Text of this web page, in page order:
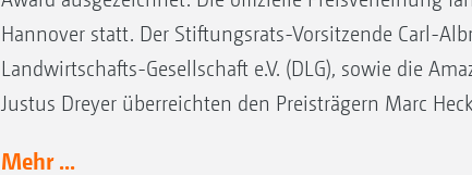
Hannover statt. Der Stiftungsrats-Vorsitzende Carl-
Landwirtschafts-Gesellschaft e.V. (DLG), sowie die
Justus Dreyer überreichten den Preisträgern Marc
Mehr ...